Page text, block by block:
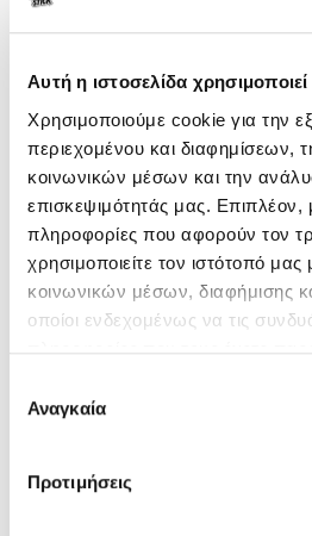
Αυτή η ιστοσελίδα
Χρησιμοποιούμε cookie για την
περιεχομένου και διαφημίσεων,
κοινωνικών μέσων και την
επισκεψιμότητάς μας. Επιπλέον,
πληροφορίες που αφορούν τον
χρησιμοποιείτε τον ιστότοπό
κοινωνικών μέσων, διαφήμισης
οποίοι ενδεχομένως να τις
των υπηρεσιών τους.
συγκατάθεσης
Αναγκαία
Προτιμήσεις
Γενικά χαρακτηριστικά
Κατανάλωση
Συσκευασία
Χρώμα Γκρι
Γενικά χαρακτηριστικά